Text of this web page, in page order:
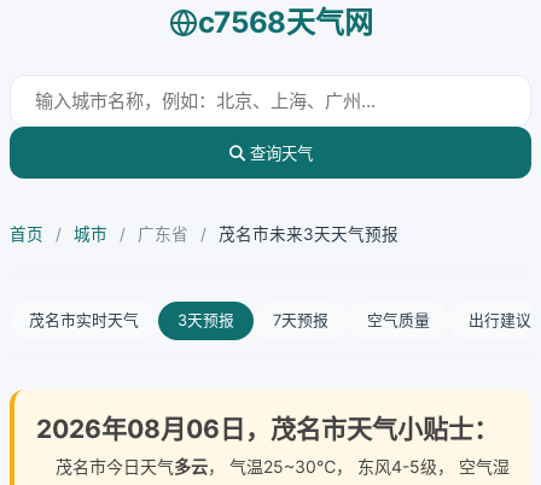
c7568天气网
查询天气
首页 / 城市 / 广东省 / 茂名市未来3天天气预报
茂名市实时天气 3天预报 7天预报 空气质量 出行建议
2026年08月06日，茂名市天气小贴士：
茂名市今日天气多云， 气温25~30℃， 东风4-5级， 空气湿